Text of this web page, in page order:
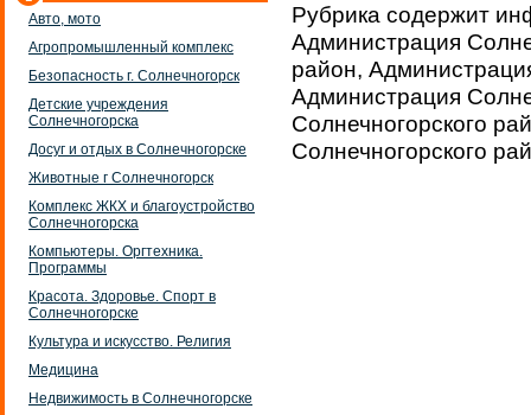
Авто, мото
Агропромышленный комплекс
Безопасность г. Солнечногорск
Детские учреждения
Солнечногорска
Досуг и отдых в Солнечногорске
Животные г Солнечногорск
Комплекс ЖКХ и благоустройство
Солнечногорска
Компьютеры. Оргтехника.
Программы
Красота. Здоровье. Спорт в
Солнечногорске
Культура и искусство. Религия
Медицина
Недвижимость в Солнечногорске
Рубрика содержит
Администрация
район,
Администрация
Солнечногорского
Солнечногорского